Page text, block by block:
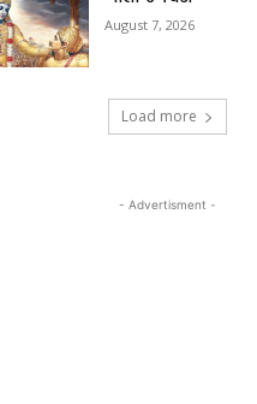
August 7, 2026
Load more
- Advertisment -